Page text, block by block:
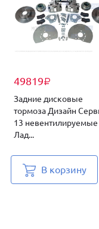
49819₽
Задние дисковые
тормоза Дизайн
13 невентилируемые
Лад...
В корзину